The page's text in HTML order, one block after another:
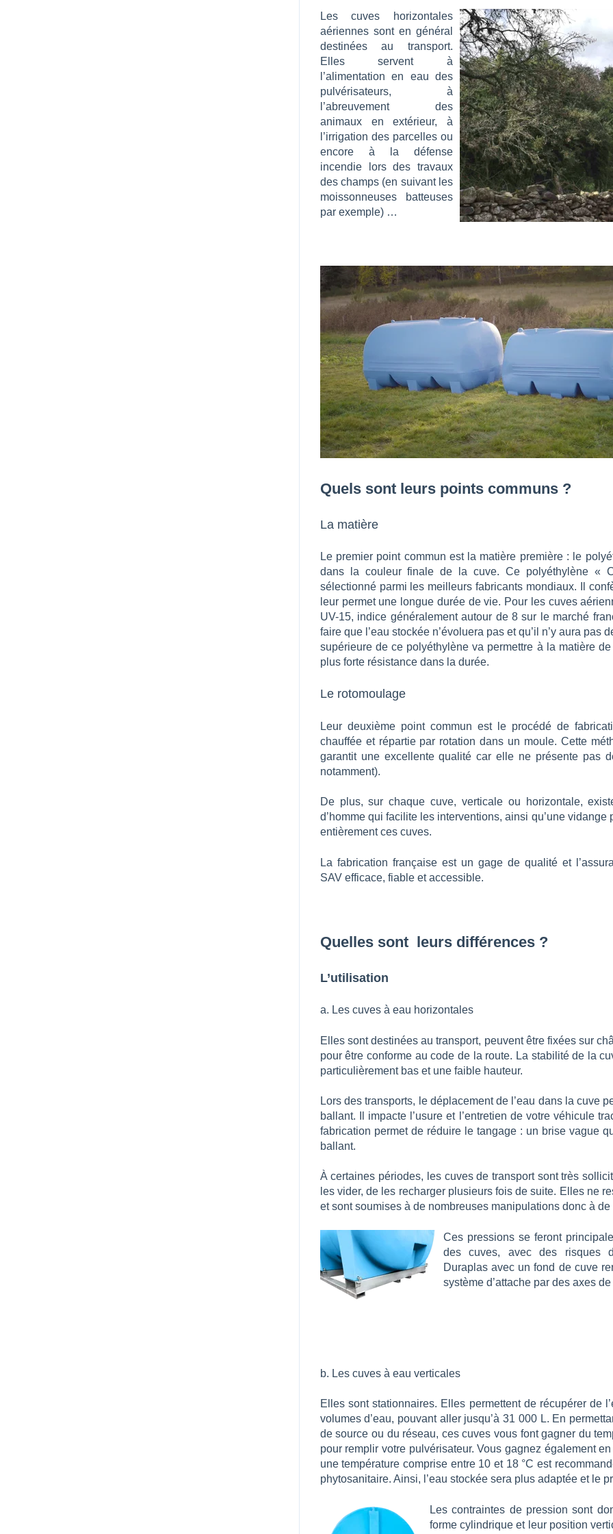
Les cuves horizontales
aériennes sont en général
destinées au transport.
Elles servent à
l’alimentation en eau des
pulvérisateurs, à
l’abreuvement des
animaux en extérieur, à
l’irrigation des parcelles ou
encore à la défense
incendie lors des travaux
des champs (en suivant les
moissonneuses batteuses
par exemple) …
Quels sont leurs points communs ?
La matière
Le premier point commun est la matière première : le
dans la couleur finale de la cuve. Ce polyéthylène «
sélectionné parmi les meilleurs fabricants mondiaux. Il
leur permet une longue durée de vie. Pour les cuves
UV-15, indice généralement autour de 8 sur le marché
faire que l’eau stockée n’évoluera pas et qu’il n’y aura pas
supérieure de ce polyéthylène va permettre à la matière
plus forte résistance dans la durée.
Le rotomoulage
Leur deuxième point commun est le procédé de
chauffée et répartie par rotation dans un moule. Cette
garantit une excellente qualité car elle ne présente pas
notamment).
De plus, sur chaque cuve, verticale ou horizontale,
d’homme qui facilite les interventions, ainsi qu’une vidange
entièrement ces cuves.
La fabrication française est un gage de qualité et
SAV efficace, fiable et accessible.
Quelles sont leurs différences ?
L’utilisation
a. Les cuves à eau horizontales
Elles sont destinées au transport, peuvent être fixées sur
pour être conforme au code de la route. La stabilité de la
particulièrement bas et une faible hauteur.
Lors des transports, le déplacement de l’eau dans la cuve
ballant. Il impacte l’usure et l’entretien de votre véhicule
fabrication permet de réduire le tangage : un brise vague
ballant.
À certaines périodes, les cuves de transport sont très
les vider, de les recharger plusieurs fois de suite. Elles ne
et sont soumises à de nombreuses manipulations donc à
Ces pressions se feront
des cuves, avec des risques
Duraplas avec un fond de cuve
système d’attache par des axes
b. Les cuves à eau verticales
Elles sont stationnaires. Elles permettent de récupérer de
volumes d’eau, pouvant aller jusqu’à 31 000 L. En
de source ou du réseau, ces cuves vous font gagner du
pour remplir votre pulvérisateur. Vous gagnez également
une température comprise entre 10 et 18 °C est
phytosanitaire. Ainsi, l’eau stockée sera plus adaptée et le
Les contraintes de pression sont
forme cylindrique et leur position